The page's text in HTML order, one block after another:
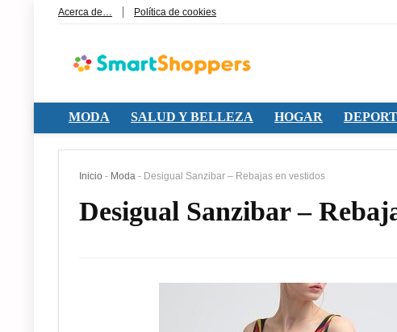
Acerca de… Política de cookies
MODA SALUD Y BELLEZA HOGAR
Inicio - Moda - Desigual Sanzibar – Rebajas en vestidos
Desigual Sanzibar –